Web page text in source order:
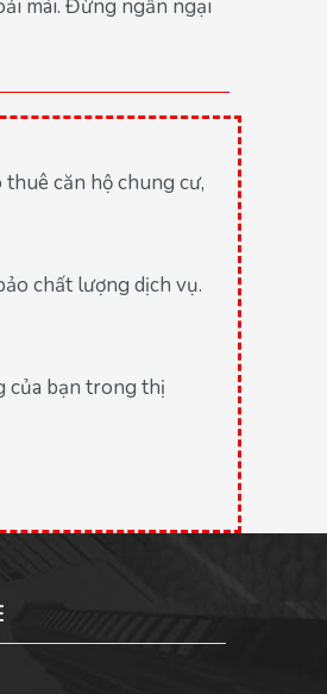
mái. Đừng ngần ngại
căn hộ chung cư,
chất lượng dịch vụ.
của bạn trong thị